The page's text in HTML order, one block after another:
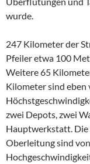
wurde.
247 Kilometer der
Pfeiler etwa 100
Weitere 65
Kilometer sind eben
zwei Depots, zwei
Hauptwerkstatt. Die
Oberleitung sind